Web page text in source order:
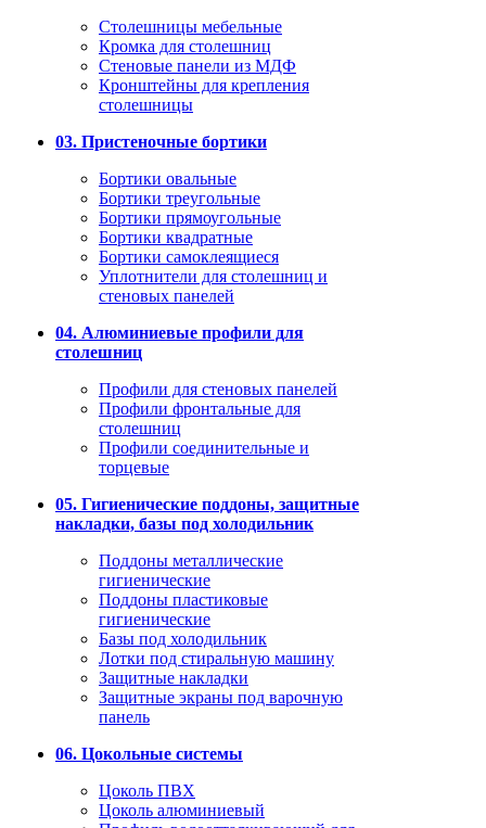
Столешницы мебельные
Кромка для столешниц
Стеновые панели из МДФ
Кронштейны для крепления
столешницы
03. Пристеночные бортики
Бортики овальные
Бортики треугольные
Бортики прямоугольные
Бортики квадратные
Бортики самоклеящиеся
Уплотнители для столешниц и
стеновых панелей
04. Алюминиевые профили для
столешниц
Профили для стеновых панелей
Профили фронтальные для
столешниц
Профили соединительные и
торцевые
05. Гигиенические поддоны, защитные
накладки, базы под холодильник
Поддоны металлические
гигиенические
Поддоны пластиковые
гигиенические
Базы под холодильник
Лотки под стиральную машину
Защитные накладки
Защитные экраны под варочную
панель
06. Цокольные системы
Цоколь ПВХ
Цоколь алюминиевый